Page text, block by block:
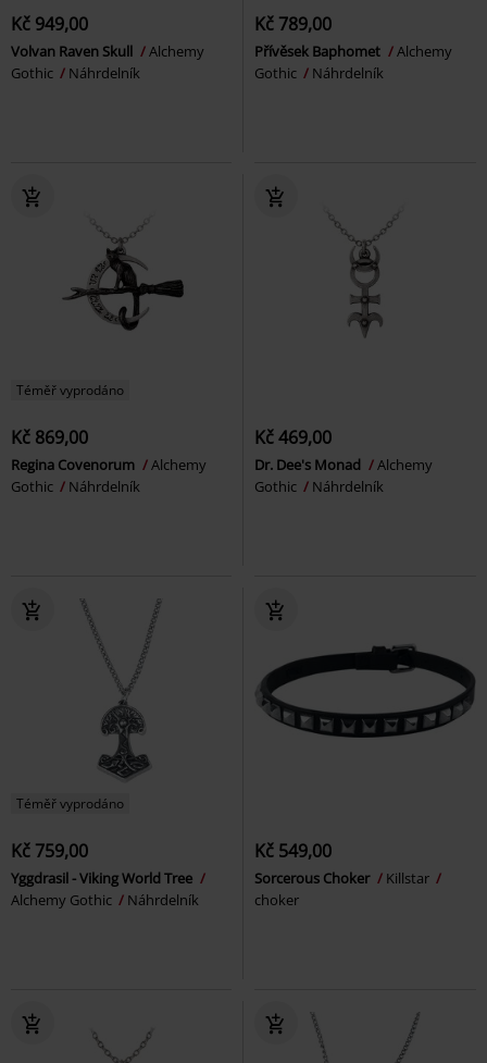
Kč 949,00
Volvan Raven Skull
Alchemy
Gothic
Náhrdelník
Kč 789,00
Přívěsek Baphomet
Alchemy
Gothic
Náhrdelník
Téměř vyprodáno
Kč 869,00
Regina Covenorum
Alchemy
Gothic
Náhrdelník
Kč 469,00
Dr. Dee's Monad
Alchemy
Gothic
Náhrdelník
Téměř vyprodáno
Kč 759,00
Yggdrasil - Viking World Tree
Alchemy Gothic
Náhrdelník
Kč 549,00
Sorcerous Choker
Killstar
choker